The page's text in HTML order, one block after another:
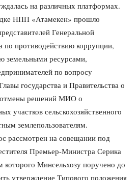
на различных платформах.
НПП «Атамекен» прошло
Генеральной
по противодействию коррупции,
земельными ресурсами,
по вопросу
государства и Правительства о
отмены решений МИО о
участков сельскохозяйственного
землепользователям.
рассмотрен на совещании под
Премьер-Министра Серика
Минсельхозу поручено до
утверждение Типового положения